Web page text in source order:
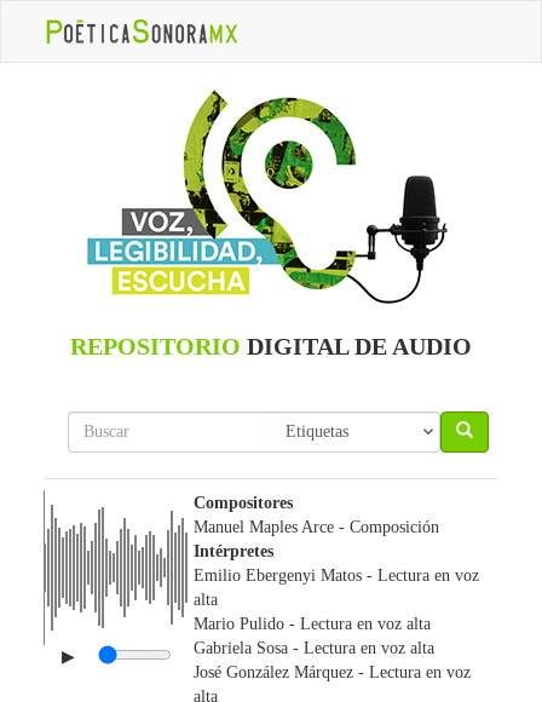
REPOSITORIO DIGITAL DE AUDIO
▶
Compositores
Manuel Maples Arce - Composición
Intérpretes
Emilio Ebergenyi Matos - Lectura en voz
alta
Mario Pulido - Lectura en voz alta
Gabriela Sosa - Lectura en voz alta
José González Márquez - Lectura en voz
alta